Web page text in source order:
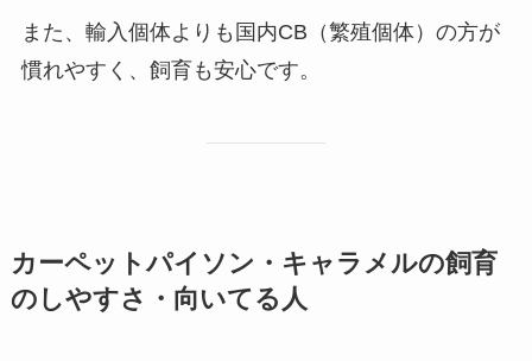
また、輸入個体よりも国内CB（繁殖個体）の方が
慣れやすく、飼育も安心です。
カーペットパイソン・キャラメルの飼育
のしやすさ・向いてる人